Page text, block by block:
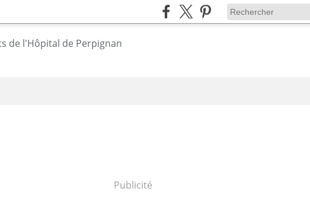
Publicité